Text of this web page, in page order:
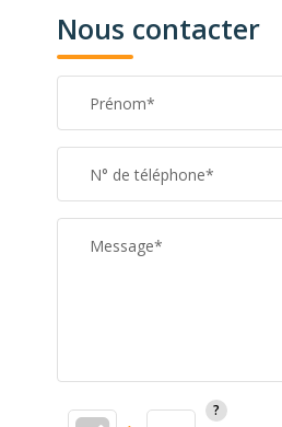
Nous contacter
Prénom*
N° de téléphone*
Message*